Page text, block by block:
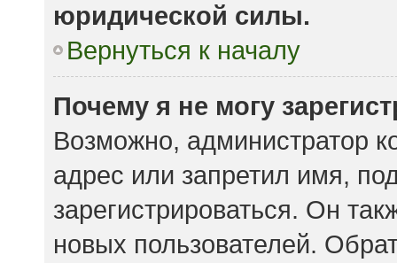
юридической силы.
Вернуться к началу
Почему я не могу
Возможно, администратор
адрес или запретил имя,
зарегистрироваться. Он
новых пользователей.